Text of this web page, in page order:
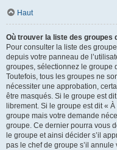
Haut
Où trouver la liste des groupes
Pour consulter la liste des
depuis votre panneau de
groupes, sélectionnez le groupe
Toutefois, tous les groupes ne
nécessiter une approbation,
être masqués. Si le groupe est
librement. Si le groupe est dit «
groupe mais votre demande
groupe. Ce dernier pourra vous
le groupe et ainsi décider s’il
pas le chef de groupe s’il